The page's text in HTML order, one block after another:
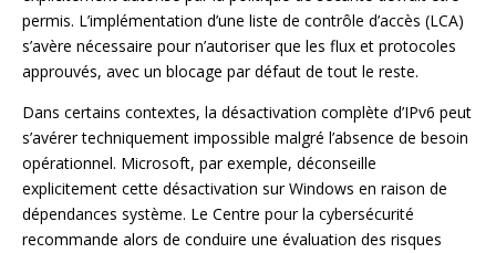
permis. L’implémentation d’une liste de contrôle d’accès (LCA)
s’avère nécessaire pour n’autoriser que les flux et protocoles
approuvés, avec un blocage par défaut de tout le reste.
Dans certains contextes, la désactivation complète d’IPv6 peut
s’avérer techniquement impossible malgré l’absence de besoin
opérationnel. Microsoft, par exemple, déconseille
explicitement cette désactivation sur Windows en raison de
dépendances système. Le Centre pour la cybersécurité
recommande alors de conduire une évaluation des risques